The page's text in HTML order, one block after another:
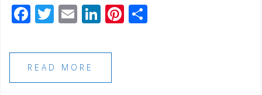
F
c
e
b
T
tt
e
r
E
ai
l
Li
k
dI
Pi
READ MORE